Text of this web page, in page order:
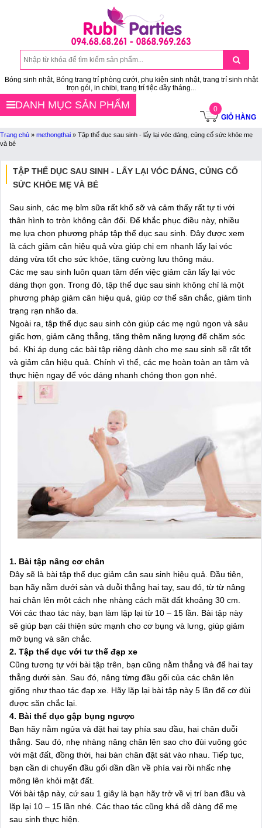
Bóng sinh nhật, Bóng trang trí phòng cưới, phụ kiện sinh nhật, trang trí sinh nhật
trọn gói, in chibi, trang trí tiệc đầy tháng...
0
GIỎ HÀNG
DANH MỤC SẢN PHẨM
Trang chủ » methongthai » Tập thể dục sau sinh - lấy lại vóc dáng, củng cố sức khỏe mẹ
và bé
TẬP THỂ DỤC SAU SINH - LẤY LẠI VÓC DÁNG, CỦNG CỐ
SỨC KHỎE MẸ VÀ BÉ
Sau sinh, các mẹ bỉm sữa rất khổ sỡ và cảm thấy rất tự ti với
thân hình to tròn không cân đối. Để khắc phục điều này, nhiều
mẹ lựa chọn phương pháp tập thể dục sau sinh. Đây được xem
là cách giảm cân hiệu quả vừa giúp chị em nhanh lấy lại vóc
dáng vừa tốt cho sức khỏe, tăng cường lưu thông máu.
Các mẹ sau sinh luôn quan tâm đến việc giảm cân lấy lại vóc
dáng thọn gọn. Trong đó, tập thể dục sau sinh không chỉ là một
phương pháp giảm cân hiệu quả, giúp cơ thể săn chắc, giảm tình
trạng rạn nhão da.
Ngoài ra, tập thể dục sau sinh còn giúp các mẹ ngủ ngon và sâu
giấc hơn, giảm căng thẳng, tăng thêm năng lượng để chăm sóc
bé. Khi áp dụng các bài tập riêng dành cho mẹ sau sinh sẽ rất tốt
và giảm cân hiệu quả. Chính vì thế, các mẹ hoàn toàn an tâm và
thực hiện ngay để vóc dáng nhanh chóng thon gọn nhé.
1. Bài tập nâng cơ chân
Đây sẽ là bài tập thể dục giảm cân sau sinh hiệu quả. Đầu tiên,
bạn hãy nằm dưới sàn và duỗi thẳng hai tay, sau đó, từ từ nâng
hai chân lên một cách nhẹ nhàng cách mặt đất khoảng 30 cm.
Với các thao tác này, bạn làm lặp lại từ 10 – 15 lần. Bài tập này
sẽ giúp bạn cải thiện sức mạnh cho cơ bụng và lưng, giúp giảm
mỡ bụng và săn chắc.
2. Tập thể dục với tư thế đạp xe
Cũng tương tự với bài tập trên, bạn cũng nằm thẳng và để hai tay
thẳng dưới sàn. Sau đó, nâng từng đầu gối của các chân lên
giống như thao tác đạp xe. Hãy lặp lại bài tập này 5 lần để cơ đùi
được săn chắc lại.
4. Bài thể dục gập bụng ngược
Bạn hãy nằm ngửa và đặt hai tay phía sau đầu, hai chân duỗi
thẳng. Sau đó, nhẹ nhàng nâng chân lên sao cho đùi vuông góc
với mặt đất, đồng thời, hai bàn chân đặt sát vào nhau. Tiếp tục,
bạn cần di chuyển đầu gối dần dần về phía vai rồi nhấc nhẹ
mông lên khỏi mặt đất.
Với bài tập này, cứ sau 1 giây là bạn hãy trở về vị trí ban đầu và
lặp lại 10 – 15 lần nhé. Các thao tác cũng khá dễ dàng để mẹ
sau sinh thực hiện.